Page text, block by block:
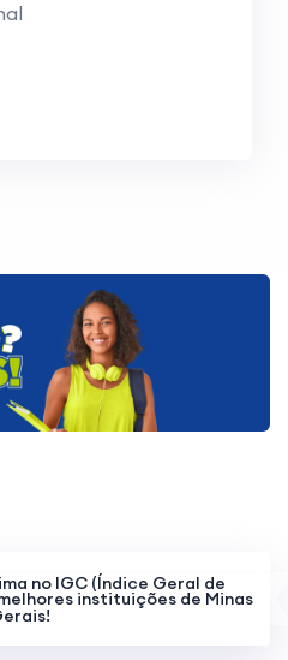
no IGC (Índice Geral de
instituições de Minas